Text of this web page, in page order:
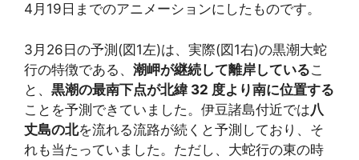
4月19日までのアニメーションにしたものです。
3月26日の予測(図1左)は、実際(図1右)の黒潮大蛇
行の特徴である、 潮岬が継続して離岸しているこ
と、 黒潮の最南下点が北緯 32 度より南に位置する
ことを予測できていました。伊豆諸島付近では八
丈島の北を流れる流路が続くと予測しており、そ
れも当たっていました。ただし、大蛇行の東の時